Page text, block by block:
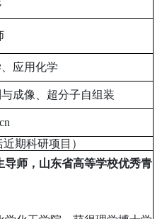
应用化学
成像、超分子自组装
期科研项目）
导师，山东省高等学校优秀青